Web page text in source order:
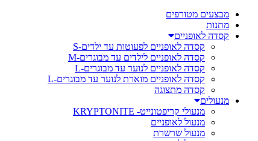
מבצעים מטורפים
מתנות
קסדה לאופניים
קסדה לאופניים לפעוטות עד ילדים-S
קסדה לאופניים לילדים עד מבוגרים-M
קסדה לאופניים לנוער עד מבוגרים-L
קסדה לאופניים מוארת לנוער עד מבוגרים-L
קסדה מתצוגה
מנעולים
מנעולי קריפטונייט- KRYPTONITE
מנעול לאופניים
מנעול שרשרת